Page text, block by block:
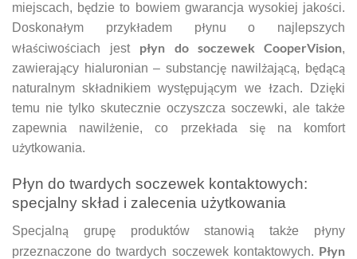
miejscach, będzie to bowiem gwarancja wysokiej jakości.
Doskonałym przykładem płynu o najlepszych
właściwościach jest płyn do soczewek CooperVision,
zawierający hialuronian – substancję nawilżającą, będącą
naturalnym składnikiem występującym we łzach. Dzięki
temu nie tylko skutecznie oczyszcza soczewki, ale także
zapewnia nawilżenie, co przekłada się na komfort
użytkowania.
Płyn do twardych soczewek kontaktowych:
specjalny skład i zalecenia użytkowania
Specjalną grupę produktów stanowią także płyny
przeznaczone do twardych soczewek kontaktowych. Płyn